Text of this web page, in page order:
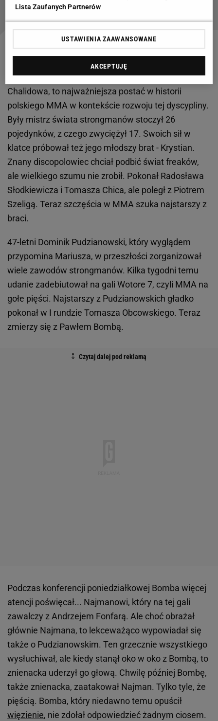
Damian Pudzianowski stracił nerwy
46-letni Mariusz Pudzianowski, obok Mameda
Chalidowa, to najważniejsza postać w historii
polskiego MMA w kontekście rozwoju tej dyscypliny.
Były mistrz świata strongmanów stoczył 26
pojedynków, z czego zwyciężył 17. Swoich sił w
klatce próbował też jego młodszy brat - Krystian.
Znany discopolowiec chciał podbić świat freaków,
ale wielkiego szumu nie zrobił. Pokonał Radosława
Słodkiewicza i Tomasza Chica, ale poległ z Piotrem
Szeligą. Teraz szczęścia w MMA szuka najstarszy z
braci.
47-letni Dominik Pudzianowski, który wyglądem
przypomina Mariusza, w przeszłości zorganizował
wiele zawodów strongmanów. Kilka tygodni temu
udanie zadebiutował na gali Wotore 7, czyli MMA na
gołe pięści. Najstarszy z Pudzianowskich gładko
pokonał w I rundzie Tomasza Obcowskiego. Teraz
zmierzy się z Pawłem Bombą.
Podczas konferencji poniedziałkowej Bomba więcej
atencji poświęcał... Najmanowi, który na tej gali
zawalczy z Andrzejem Fonfarą. Ale choć obrażał
głównie Najmana, to lekceważąco wypowiadał się
także o Pudzianowskim. Ten grzecznie wszystkiego
wysłuchiwał, ale kiedy stanął oko w oko z Bombą, to
znienacka uderzył go głową. Chwilę później Bombę,
także znienacka, zaatakował Najman. Tylko tyle, że
pięścią. Bomba, który niedawno temu opuścił
więzienie, nie zdołał odpowiedzieć żadnym ciosem.
Lista Zaufanych Partnerów
USTAWIENIA ZAAWANSOWANE
AKCEPTUJĘ